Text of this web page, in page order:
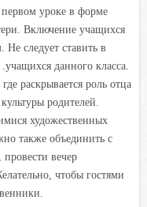
уроке в форме
Включение учащихся
следует ставить в
данного класса.
раскрывается роль отца
родителей.
художественных
также объединить с
вечер
чтобы гостями